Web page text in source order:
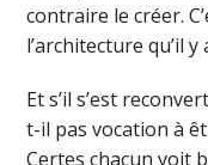
contraire le créer.
l’architecture qu’il
Et s’il s’est
t-il pas vocation à
Certes chacun voit